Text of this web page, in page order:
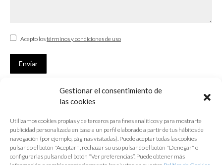
Gestionar el consentimiento de
las cookies
Utilizamos cookies propias y de terceros para fines analíticos y para mostrarte
publicidad personalizada en base a un perfil elaborado a partir de tus hábitos de
navegación (por ejemplo, páginas visitadas). Puede aceptar todas las cookies
pulsando el botón "Aceptar" , rechazar su uso pulsando el botón "Denegar" o
configurarlas pulsando el botón “Ver preferencias”. Puede obtener más
Acepto lostérminos y condiciones de uso
Enviar
que desarrolla el Colegio de Arquitectos de Cádiz
Nombre *